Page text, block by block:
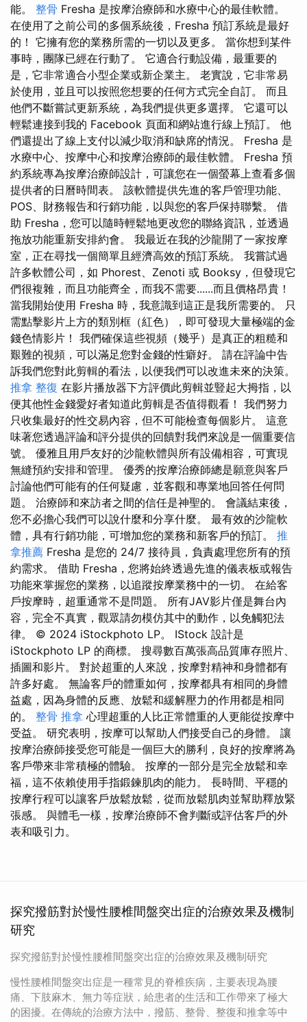
能。 整骨 Fresha 是按摩治療師和水療中心的最佳軟體。
在使用了之前公司的多個系統後，Fresha 預訂系統是最好
的！ 它擁有您的業務所需的一切以及更多。 當你想到某件
事時，團隊已經在行動了。 它適合行動設備，最重要的
是，它非常適合小型企業或新企業主。 老實說，它非常易
於使用，並且可以按照您想要的任何方式完全自訂。 而且
他們不斷嘗試更新系統，為我們提供更多選擇。 它還可以
輕鬆連接到我的 Facebook 頁面和網站進行線上預訂。 他
們還提出了線上支付以減少取消和缺席的情況。 Fresha 是
水療中心、按摩中心和按摩治療師的最佳軟體。 Fresha 預
約系統專為按摩治療師設計，可讓您在一個螢幕上查看多個
提供者的日曆時間表。 該軟體提供先進的客戶管理功能、
POS、財務報告和行銷功能，以與您的客戶保持聯繫。 借
助 Fresha，您可以隨時輕鬆地更改您的聯絡資訊，並透過
拖放功能重新安排約會。 我最近在我的沙龍開了一家按摩
室，正在尋找一個簡單且經濟高效的預訂系統。 我嘗試過
許多軟體公司，如 Phorest、Zenoti 或 Booksy，但發現它
們很複雜，而且功能齊全，而我不需要......而且價格昂貴！
當我開始使用 Fresha 時，我意識到這正是我所需要的。 只
需點擊影片上方的類別框（紅色），即可發現大量極端的金
錢色情影片！ 我們確保這些視頻（幾乎）是真正的粗糙和
艱難的視頻，可以滿足您對金錢的性癖好。 請在評論中告
訴我們您對此剪輯的看法，以便我們可以改進未來的決策。
推拿 整復 在影片播放器下方評價此剪輯並豎起大拇指，以
便其他性金錢愛好者知道此剪輯是否值得觀看！ 我們努力
只收集最好的性交易內容，但不可能檢查每個影片。 這意
味著您透過評論和評分提供的回饋對我們來說是一個重要信
號。 優雅且用戶友好的沙龍軟體與所有設備相容，可實現
無縫預約安排和管理。 優秀的按摩治療師總是願意與客戶
討論他們可能有的任何疑慮，並客觀和專業地回答任何問
題。 治療師和來訪者之間的信任是神聖的。 會議結束後，
您不必擔心我們可以說什麼和分享什麼。 最有效的沙龍軟
體，具有行銷功能，可增加您的業務和新客戶的預訂。 推
拿推薦 Fresha 是您的 24/7 接待員，負責處理您所有的預
約需求。 借助 Fresha，您將始終透過先進的儀表板或報告
功能來掌握您的業務，以追蹤按摩業務中的一切。 在給客
戶按摩時，超重通常不是問題。 所有JAV影片僅是舞台內
容，完全不真實，觀眾請勿模仿其中的動作，以免觸犯法
律。 © 2024 iStockphoto LP。 IStock 設計是
iStockphoto LP 的商標。 搜尋數百萬張高品質庫存照片、
插圖和影片。 對於超重的人來說，按摩對精神和身體都有
許多好處。 無論客戶的體重如何，按摩都具有相同的身體
益處，因為身體的反應、放鬆和緩解壓力的作用都是相同
的。 整骨 推拿 心理超重的人比正常體重的人更能從按摩中
受益。 研究表明，按摩可以幫助人們接受自己的身體。 讓
按摩治療師接受您可能是一個巨大的勝利，良好的按摩將為
客戶帶來非常積極的體驗。 按摩的一部分是完全放鬆和幸
福，這不依賴使用手指鍛鍊肌肉的能力。 長時間、平穩的
按摩行程可以讓客戶放鬆放鬆，從而放鬆肌肉並幫助釋放緊
張感。 與體毛一樣，按摩治療師不會判斷或評估客戶的外
表和吸引力。
探究撥筋對於慢性腰椎間盤突出症的治療效果及機制
研究
探究撥筋對於慢性腰椎間盤突出症的治療效果及機制研究
慢性腰椎間盤突出症是一種常見的脊椎疾病，主要表現為腰
痛、下肢麻木、無力等症狀，給患者的生活和工作帶來了極大
的困擾。在傳統的治療方法中，撥筋、整骨、整復和推拿等中